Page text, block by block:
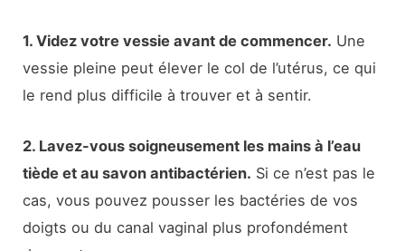
1. Videz votre vessie avant de commencer. Une
vessie pleine peut élever le col de l’utérus, ce qui
le rend plus difficile à trouver et à sentir.
2. Lavez-vous soigneusement les mains à l’eau
tiède et au savon antibactérien. Si ce n’est pas le
cas, vous pouvez pousser les bactéries de vos
doigts ou du canal vaginal plus profondément